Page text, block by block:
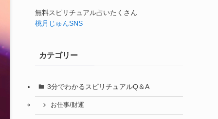
無料スピリチュアル占いたくさん
桃月じゅんSNS
カテゴリー
3分でわかるスピリチュアルQ＆A
お仕事/財運